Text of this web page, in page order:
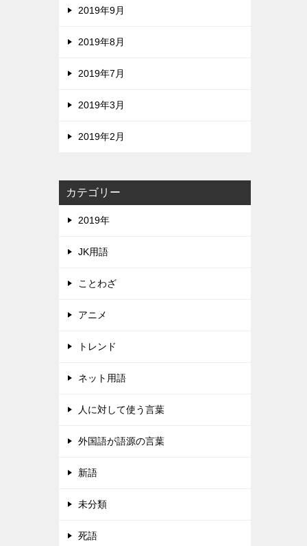
2019年9月
2019年8月
2019年7月
2019年3月
2019年2月
カテゴリー
2019年
JK用語
ことわざ
アニメ
トレンド
ネット用語
人に対して使う言葉
外国語が語源の言葉
新語
未分類
死語